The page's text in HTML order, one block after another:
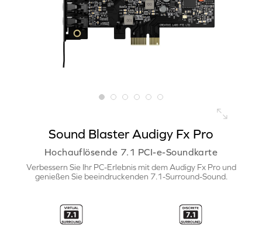
Sound Blaster Audigy Fx Pro
Hochauflösende 7.1 PCI-e-Soundkarte
Verbessern Sie Ihr PC-Erlebnis mit dem Audigy Fx Pro und
genießen Sie beeindruckenden 7.1-Surround-Sound.